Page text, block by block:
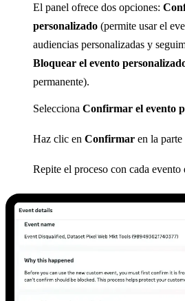
El panel ofrece dos opciones:
personalizado (permite usar el
audiencias personalizadas y
Bloquear el evento
permanente).
Selecciona Confirmar el evento
Haz clic en Confirmar en la
Repite el proceso con cada evento